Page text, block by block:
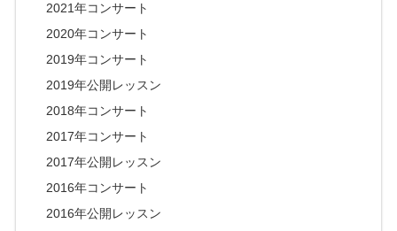
2021年コンサート
2020年コンサート
2019年コンサート
2019年公開レッスン
2018年コンサート
2017年コンサート
2017年公開レッスン
2016年コンサート
2016年公開レッスン